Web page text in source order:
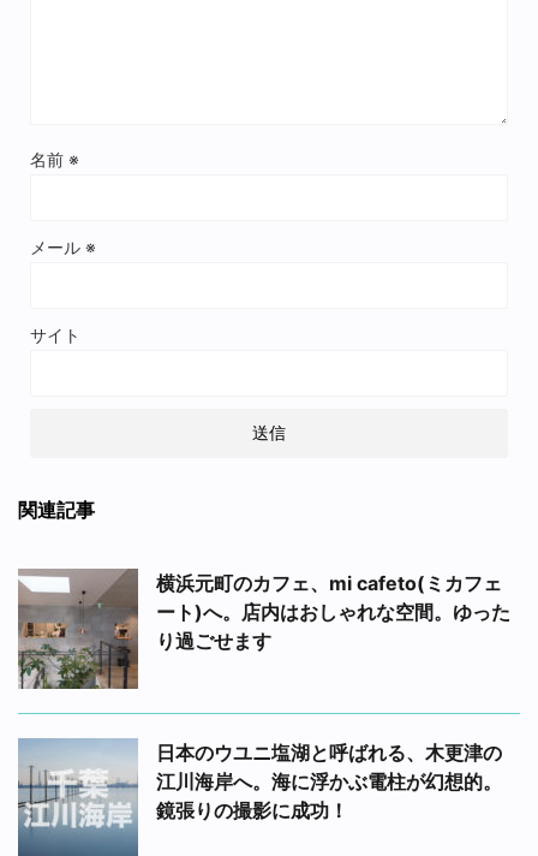
名前 ※
メール ※
サイト
関連記事
横浜元町のカフェ、mi cafeto(ミカフェ
ート)へ。店内はおしゃれな空間。ゆった
り過ごせます
日本のウユニ塩湖と呼ばれる、木更津の
江川海岸へ。海に浮かぶ電柱が幻想的。
鏡張りの撮影に成功！